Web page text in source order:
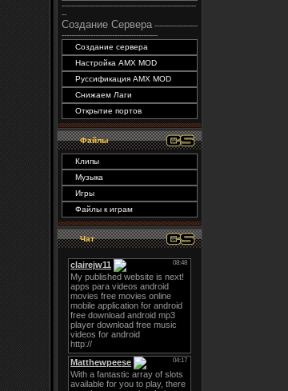
--------------------------------------------------------
--
Создание Сервера ------------------
----------------------------------------
Создание сервера
Настройка AMX MOD
Руссификация AMX MOD
Снижаем Лаги
Открытие портов
Файлы
Клипы
Музыка
Игры
Файлы к играм
Чат